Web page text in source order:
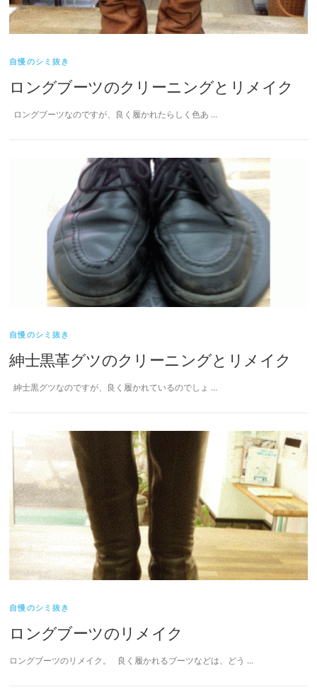
自慢のシミ抜き
ロングブーツのクリーニングとリメイク
ロングブーツなのですが、良く履かれたらしく色あ …
自慢のシミ抜き
紳士黒革グツのクリーニングとリメイク
紳士黒グツなのですが、良く履かれているのでしょ …
自慢のシミ抜き
ロングブーツのリメイク
ロングブーツのリメイク。 良く履かれるブーツなどは、どう …